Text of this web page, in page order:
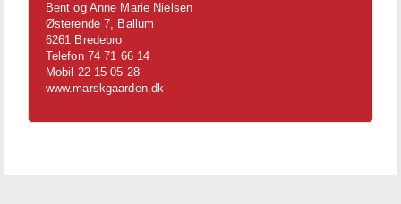
Bent og Anne Marie Nielsen
Østerende 7, Ballum
6261 Bredebro
Telefon 74 71 66 14
Mobil 22 15 05 28
www.marskgaarden.dk